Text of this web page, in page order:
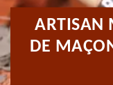
ARTISAN
DE